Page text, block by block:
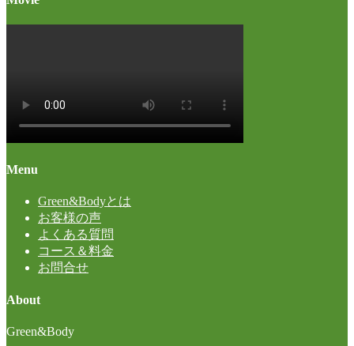
Menu
Green&Bodyとは
お客様の声
よくある質問
コース＆料金
お問合せ
About
Green&Body